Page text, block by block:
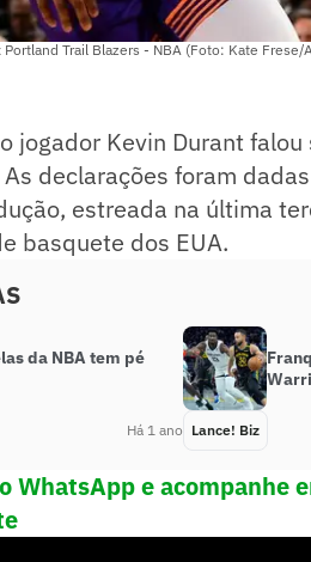
Trail Blazers - NBA (Foto: Kate Frese/
jogador Kevin Durant
declarações foram
estreada na última
basquete dos EUA.
da NBA tem pé
Há 1 ano Lance! Biz
WhatsApp e acompanhe